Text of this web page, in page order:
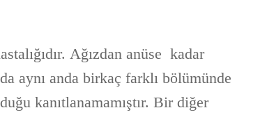
Ağızdan anüse kadar
aynı anda birkaç farklı bölümünde
kanıtlanamamıştır. Bir diğer